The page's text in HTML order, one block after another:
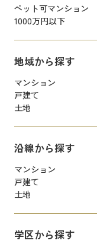
ペット可マンション
1000万円以下
地域から探す
マンション
戸建て
土地
沿線から探す
マンション
戸建て
土地
学区から探す